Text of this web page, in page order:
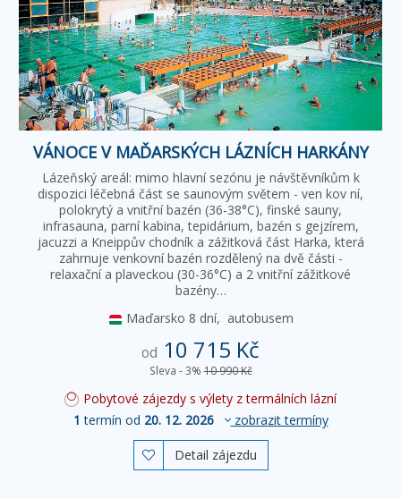
VÁNOCE V MAĎARSKÝCH LÁZNÍCH HARKÁNY
Lázeňský areál: mimo hlavní sezónu je návštěvníkům k
dispozici léčebná část se saunovým světem - ven kov ní,
polokrytý a vnitřní bazén (36-38°C), finské sauny,
infrasauna, parní kabina, tepidárium, bazén s gejzírem,
jacuzzi a Kneippův chodník a zážitková část Harka, která
zahrnuje venkovní bazén rozdělený na dvě části -
relaxační a plaveckou (30-36°C) a 2 vnitřní zážitkové
bazény…
Maďarsko 8 dní, autobusem
od 10 715 Kč
Sleva - 3% 10 990 Kč
Pobytové zájezdy s výlety z termálních lázní
1 termín od 20. 12. 2026 zobrazit termíny
 Detail zájezdu